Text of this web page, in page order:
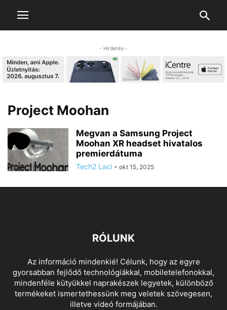
- Hirdetés -
Project Moohan
Megvan a Samsung Project
Moohan XR headset hivatalos
premierdátuma
Tech2 Laci - okt 15, 2025
RÓLUNK
Az információ mindenkié! Célunk, hogy az egyre
gyorsabban fejlődő technológiákkal, mobiletelefonokkal,
mindenféle kütyükkel naprakészek legyetek, különböző
termékeket ismertethessünk meg veletek szövegesen,
illetve videó formájában.